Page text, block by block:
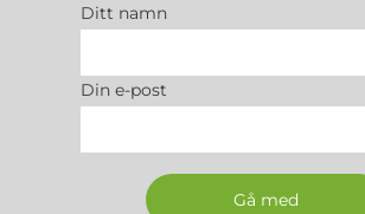
Ditt namn
Din e-post